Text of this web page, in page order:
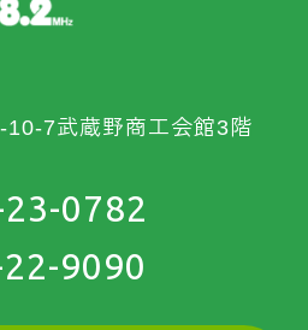
7武蔵野商工会館3階
0782
9090